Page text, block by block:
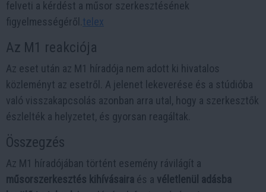
felveti a kérdést a műsor szerkesztésének
figyelmességéről.​ telex
Az M1 reakciója
Az eset után az M1 híradója nem adott ki hivatalos
közleményt az esetről. A jelenet lekeverése és a stúdióba
való visszakapcsolás azonban arra utal, hogy a szerkesztők
észlelték a helyzetet, és gyorsan reagáltak.​
Összegzés
Az M1 híradójában történt esemény rávilágít a
műsorszerkesztés kihívásaira és a véletlenül adásba